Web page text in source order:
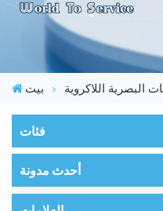
بيت البصرية اللاكروية
فئات
أحدث مدونة